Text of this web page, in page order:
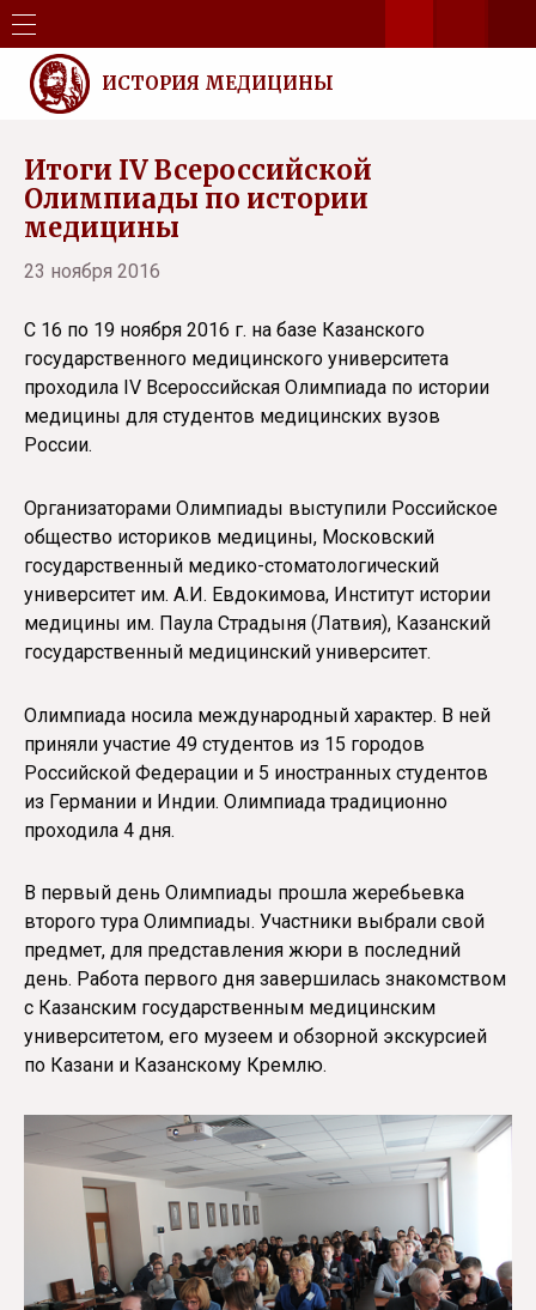
ИСТОРИЯ МЕДИЦИНЫ
Итоги IV Всероссийской
Олимпиады по истории
медицины
23 ноября 2016
С 16 по 19 ноября 2016 г. на базе Казанского
государственного медицинского университета
проходила IV Всероссийская Олимпиада по истории
медицины для студентов медицинских вузов
России.
Организаторами Олимпиады выступили Российское
общество историков медицины, Московский
государственный медико-стоматологический
университет им. А.И. Евдокимова, Институт истории
медицины им. Паула Страдыня (Латвия), Казанский
государственный медицинский университет.
Олимпиада носила международный характер. В ней
приняли участие 49 студентов из 15 городов
Российской Федерации и 5 иностранных студентов
из Германии и Индии. Олимпиада традиционно
проходила 4 дня.
В первый день Олимпиады прошла жеребьевка
второго тура Олимпиады. Участники выбрали свой
предмет, для представления жюри в последний
день. Работа первого дня завершилась знакомством
с Казанским государственным медицинским
университетом, его музеем и обзорной экскурсией
по Казани и Казанскому Кремлю.